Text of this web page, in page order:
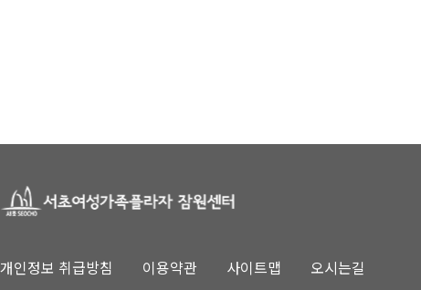
개인정보 취급방침 이용약관 사이트맵 오시는길